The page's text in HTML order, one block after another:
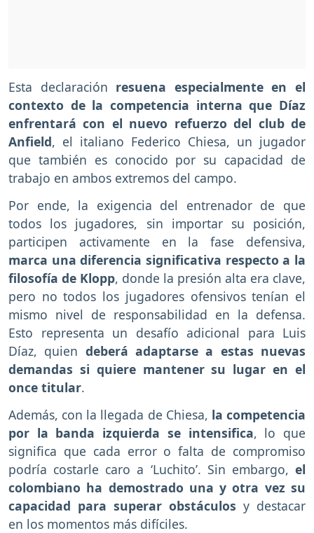
Esta declaración resuena especialmente en el
contexto de la competencia interna que Díaz
enfrentará con el nuevo refuerzo del club de
Anfield, el italiano Federico Chiesa, un jugador
que también es conocido por su capacidad de
trabajo en ambos extremos del campo.
Por ende, la exigencia del entrenador de que
todos los jugadores, sin importar su posición,
participen activamente en la fase defensiva,
marca una diferencia significativa respecto a la
filosofía de Klopp, donde la presión alta era clave,
pero no todos los jugadores ofensivos tenían el
mismo nivel de responsabilidad en la defensa.
Esto representa un desafío adicional para Luis
Díaz, quien deberá adaptarse a estas nuevas
demandas si quiere mantener su lugar en el
once titular.
Además, con la llegada de Chiesa, la competencia
por la banda izquierda se intensifica, lo que
significa que cada error o falta de compromiso
podría costarle caro a ‘Luchito’. Sin embargo, el
colombiano ha demostrado una y otra vez su
capacidad para superar obstáculos y destacar
en los momentos más difíciles.